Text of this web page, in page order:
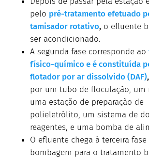
pelo pré-tratamento efetuado
tamisador rotativo,o efluente
ser acondicionado.
A segunda fase corresponde ao
físico-químico e é constituída
flotador por ar dissolvido (DAF),
por um tubo de floculação, um
uma estação de preparação de
polieletrólito, um sistema de
reagentes, e uma bomba de
O efluente chega à terceira
bombagem para o tratamento